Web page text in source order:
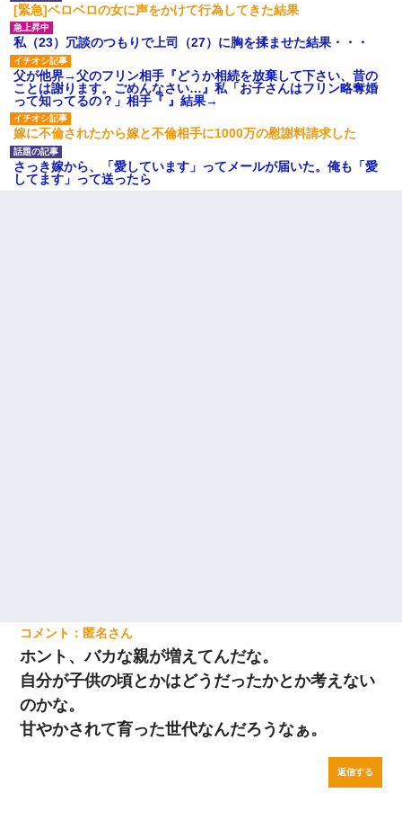
[緊急]ベロベロの女に声をかけて行為してきた結果
私（23）冗談のつもりで上司（27）に胸を揉ませた結果・・・
父が他界→父のフリン相手『どうか相続を放棄して下さい、昔の
ことは謝ります。ごめんなさい…』私「お子さんはフリン略奪婚
って知ってるの？」相手『 』結果→
嫁に不倫されたから嫁と不倫相手に1000万の慰謝料請求した
さっき嫁から、「愛しています」ってメールが届いた。俺も「愛
してます」って送ったら
匿名
ホント、バカな親が増えてんだな。
自分が子供の頃とかはどうだったかとか考えない
のかな。
甘やかされて育った世代なんだろうなぁ。
返信する